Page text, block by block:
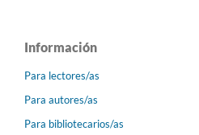
Información
Para lectores/as
Para autores/as
Para bibliotecarios/as